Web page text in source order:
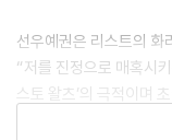
선우예권은 리스트의 화
“저를 진정으로 매혹시
스토 왈츠’의 극적이며
상력의 깊이와 광대한